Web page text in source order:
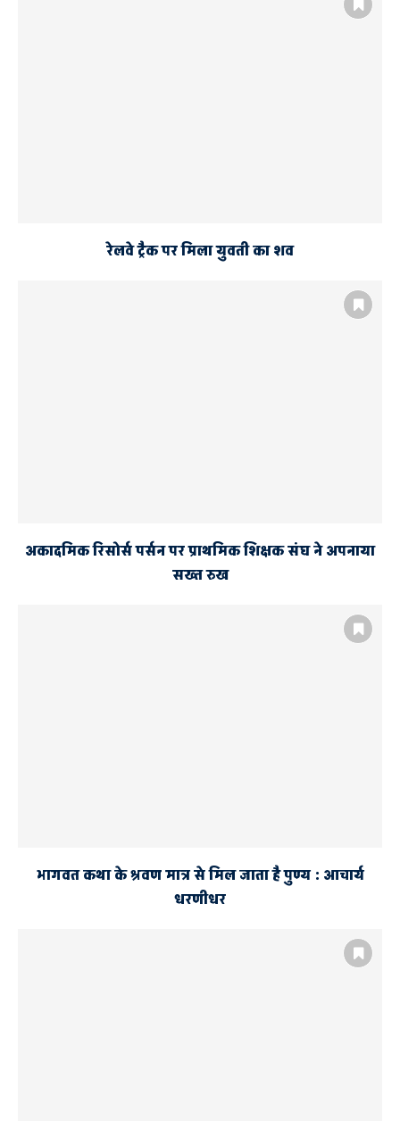
रेलवे ट्रैक पर मिला युवती का शव
अकादमिक रिसोर्स पर्सन पर प्राथमिक शिक्षक संघ ने अपनाया
सख्त रुख
भागवत कथा के श्रवण मात्र से मिल जाता है पुण्य : आचार्य
धरणीधर